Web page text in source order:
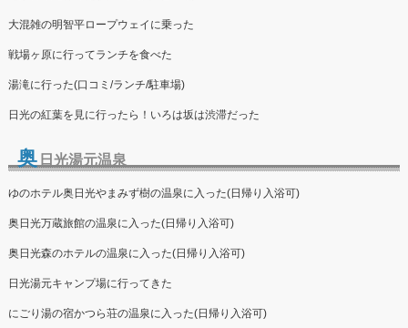
大混雑の明智平ロープウェイに乗った
戦場ヶ原に行ってランチを食べた
湯滝に行った(口コミ/ランチ/駐車場)
日光の紅葉を見に行ったら！いろは坂は渋滞だった
奥 日光湯元温泉
ゆのホテル奥日光やまみず樹の温泉に入った(日帰り入浴可)
奥日光万蔵旅館の温泉に入った(日帰り入浴可)
奥日光森のホテルの温泉に入った(日帰り入浴可)
日光湯元キャンプ場に行ってきた
にごり湯の宿かつら荘の温泉に入った(日帰り入浴可)